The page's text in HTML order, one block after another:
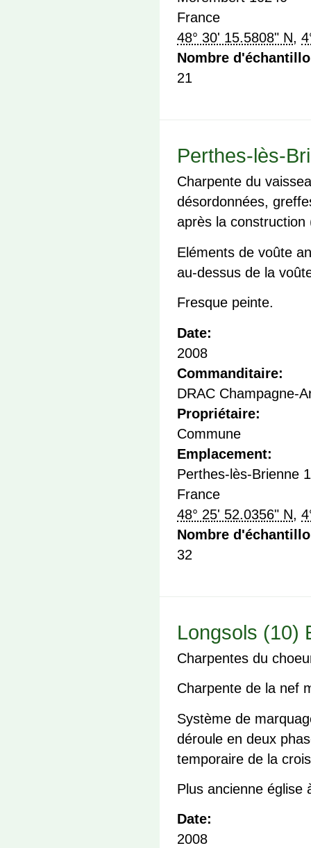
France
48° 30' 15.5808" N,
Nombre
21
Perthes-lès-
Charpente du
désordonnées,
après la construction
Eléments de voûte
au-dessus de la
Fresque peinte.
Date:
2008
Commanditaire:
DRAC Champagne-
Propriétaire:
Commune
Emplacement:
Perthes-lès-Brienne
France
48° 25' 52.0356" N,
Nombre
32
Longsols (10)
Charpentes du
Charpente de la nef
Système de
déroule en deux
temporaire de la
Plus ancienne église
Date:
2008